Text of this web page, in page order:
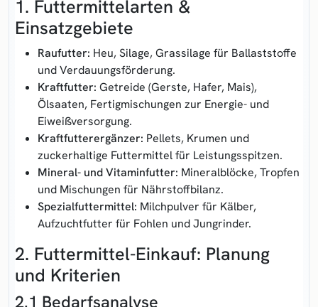
1. Futtermittelarten &
Einsatzgebiete
Raufutter: Heu, Silage, Grassilage für Ballaststoffe
und Verdauungsförderung.
Kraftfutter: Getreide (Gerste, Hafer, Mais),
Ölsaaten, Fertigmischungen zur Energie- und
Eiweißversorgung.
Kraftfutterergänzer: Pellets, Krumen und
zuckerhaltige Futtermittel für Leistungsspitzen.
Mineral- und Vitaminfutter: Mineralblöcke, Tropfen
und Mischungen für Nährstoffbilanz.
Spezialfuttermittel: Milchpulver für Kälber,
Aufzuchtfutter für Fohlen und Jungrinder.
2. Futtermittel-Einkauf: Planung
und Kriterien
2.1 Bedarfsanalyse